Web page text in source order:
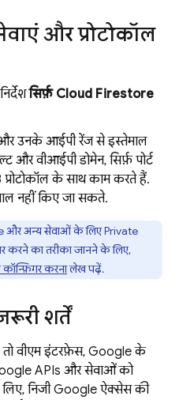
और प्रोटोकॉल
सिर्फ़ Cloud Firestore
उनके आईपी रेंज से इस्तेमाल
और वीआईपी डोमेन, सिर्फ़ पोर्ट
के साथ काम करते हैं.
नहीं किए जा सकते.
और अन्य सेवाओं के लिए Private
करने का तरीका जानने के लिए,
करनालेख पढ़ें.
शर्तें
तो वीएम इंटरफ़ेस, Google के
APIs और सेवाओं को
निजी Google ऐक्सेस की